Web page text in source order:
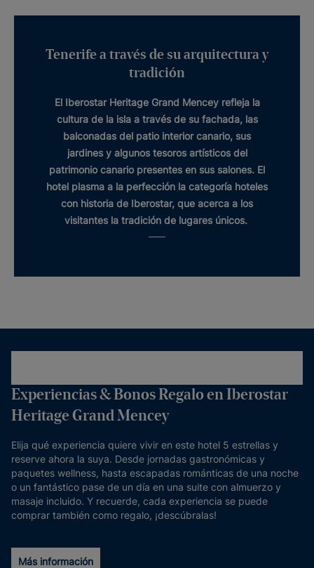
Tenerife a través de su arquitectura y
tradición
El Iberostar Heritage Grand Menceyrefleja la
cultura de la isla a través de su fachada, las
balconadas del patio interior canario, sus
jardines y algunos tesoros artísticos del
patrimonio canario presentes en sus salones. El
hotel plasma a la perfección la categoría hoteles
con historia de Iberostar, que acerca a los
visitantes la tradición de lugares únicos.
Experiencias & Bonos Regalo en Iberostar
Heritage Grand Mencey
Elija qué experiencia quiere vivir en este hotel 5 estrellas y
reserve ahora la suya. Desde jornadas gastronómicas y
paquetes wellness, hasta escapadas románticas de una noche
o un fantástico pase de un día en una suite con almuerzo y
masaje incluido. Y recuerde, cada experiencia se puede
comprar también como regalo, ¡descúbralas!
Más información